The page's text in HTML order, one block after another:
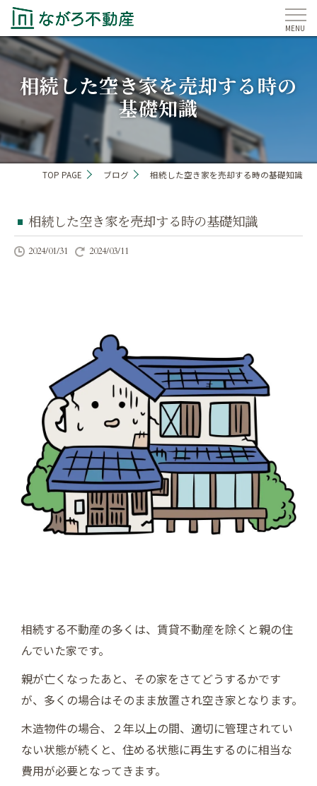
相続した空き家を売却する時の
基礎知識
TOP PAGE ブログ 相続した空き家を売却する時の基礎知識
相続した空き家を売却する時の基礎知識
2024/01/31 2024/03/11
相続する不動産の多くは、賃貸不動産を除くと親の住
んでいた家です。
親が亡くなったあと、その家をさてどうするかです
が、多くの場合はそのまま放置され空き家となります。
木造物件の場合、２年以上の間、適切に管理されてい
ない状態が続くと、住める状態に再生するのに相当な
費用が必要となってきます。